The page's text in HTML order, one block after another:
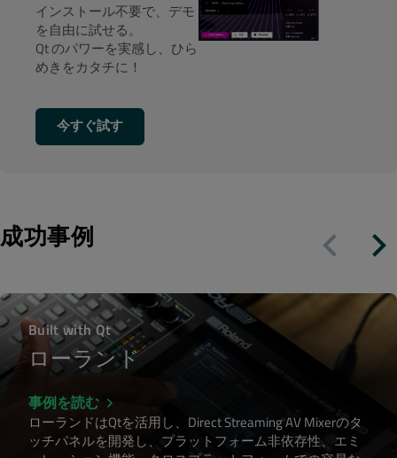
インストール不要で、デモ
を自由に試せる。
Qt のパワーを実感し、ひら
めきをカタチに！
今すぐ試す
成功事例
Built with Qt
ローランド
事例を読む
ローランドはQtを活用し、Direct Streaming AV Mixerのタ
ッチパネルを開発し、プラットフォーム非依存性、エミ